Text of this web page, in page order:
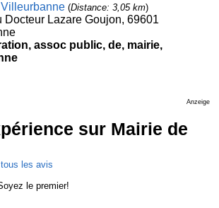
(Distance: 3,05 km)
Docteur Lazare Goujon, 69601
assoc public, de, mairie,
Anzeige
sur Mairie de
les avis
le premier!